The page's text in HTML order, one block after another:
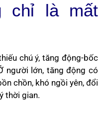
chỉ là mất
chú ý, tăng động-bốc
người lớn, tăng động có
chồn, khó ngồi yên, đổi
thời gian.